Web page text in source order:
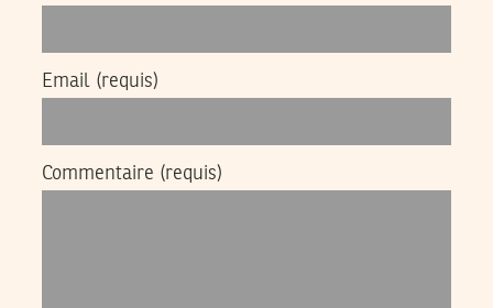
Email (requis)
Commentaire (requis)